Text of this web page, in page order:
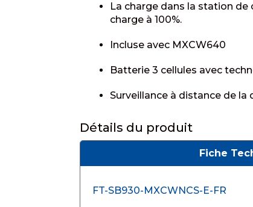
La charge dans la station de
charge à 100%.
Incluse avec MXCW640
Batterie 3 cellules avec
Surveillance à distance de
Détails du produit
Fiche
FT-SB930-MXCWNCS-E-FR